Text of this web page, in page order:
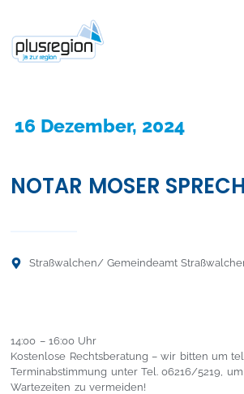
16 Dezember, 2024
NOTAR MOSER
Straßwalchen/ Gemeindeamt
14:00 – 16:00 Uhr
Kostenlose Rechtsberatung – wir bitten um
Terminabstimmung unter Tel. 06216/5219,
Wartezeiten zu vermeiden!